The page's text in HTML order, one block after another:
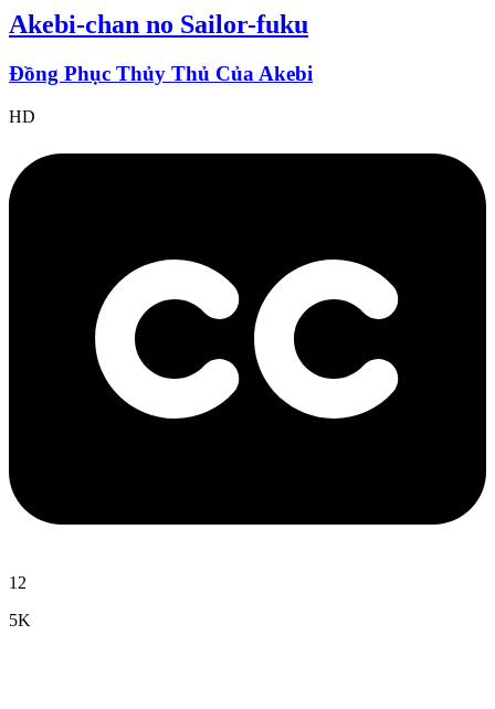
Akebi-chan no Sailor-fuku
Đồng Phục Thủy Thủ Của Akebi
HD
12
5K